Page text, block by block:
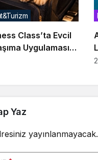
Class’ta Evcil
Uygulamasını
Yaz
yayınlanmayacak.